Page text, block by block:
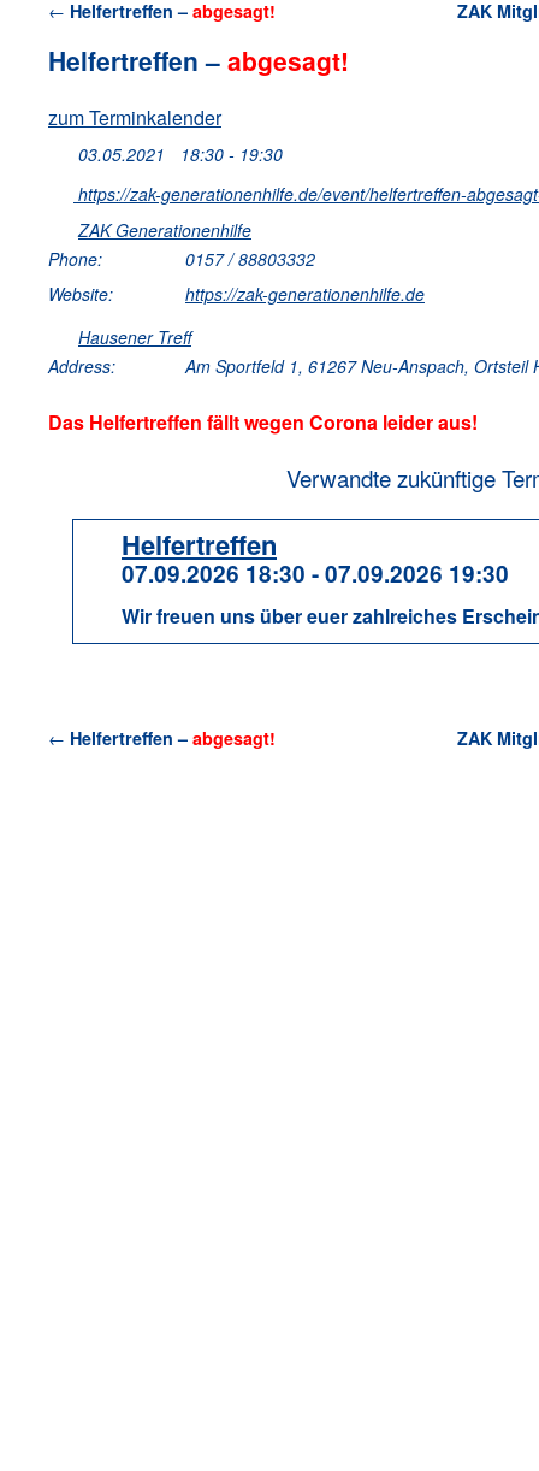
← Helfertreffen – abgesagt! ZAK
Helfertreffen – abgesagt!
zum Terminkalender
03.05.2021
18:30 - 19:30
https://zak-generationenhilfe.de/event/helfertreffen-
ZAK Generationenhilfe
Phone:
0157 / 88803332
Website:
https://zak-generationenhilfe.de
Hausener Treff
Address:
Am Sportfeld 1, 61267 Neu-Anspach, Ortsteil
Das Helfertreffen fällt wegen Corona leider aus!
Verwandte zukünftige
Helfertreffen
07.09.2026 18:30 - 07.09.2026 19:30
Wir freuen uns über euer zahlreiches
← Helfertreffen – abgesagt! ZAK